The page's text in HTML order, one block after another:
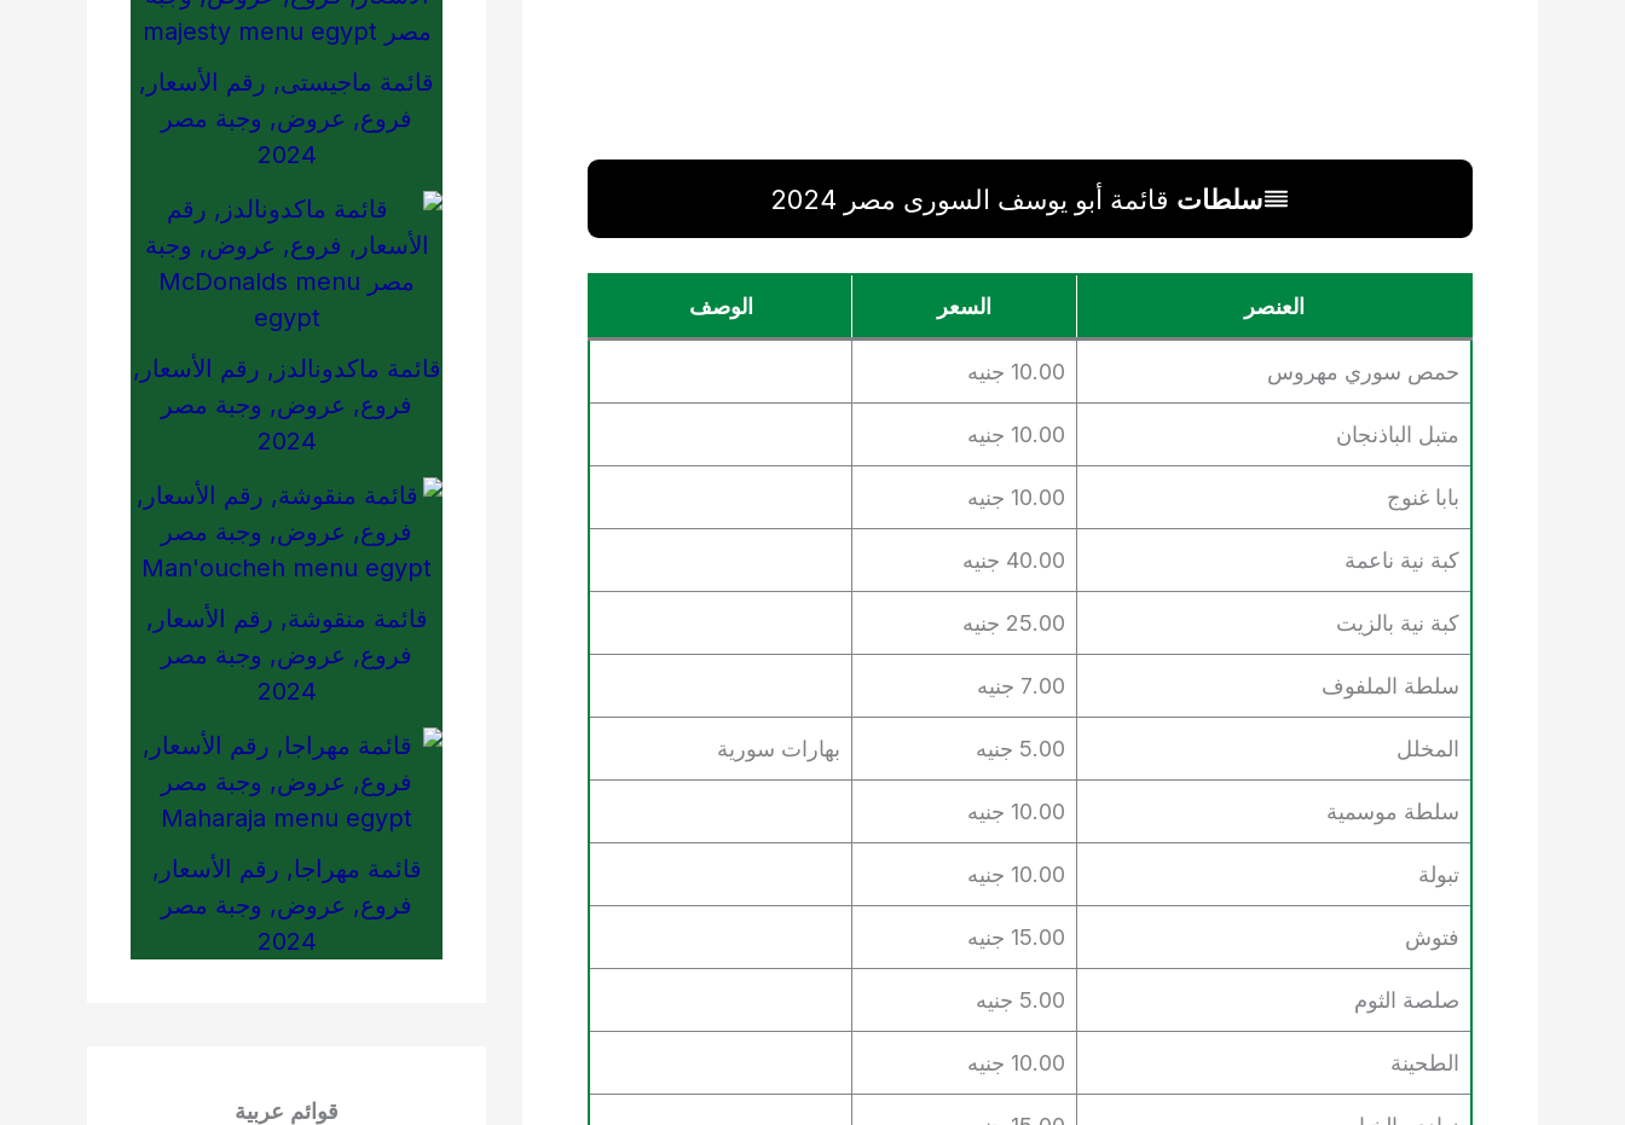
سلطات قائمة أبو يوسف السورى مصر 2024
العنصر السعر الوصف
حمص سوري مهروس 10.00 جنيه
متبل الباذنجان 10.00 جنيه
بابا غنوج 10.00 جنيه
كبة نية ناعمة 40.00 جنيه
كبة نية بالزيت 25.00 جنيه
سلطة الملفوف 7.00 جنيه
المخلل 5.00 جنيه بهارات سورية
سلطة موسمية 10.00 جنيه
تبولة 10.00 جنيه
فتوش 15.00 جنيه
صلصة الثوم 5.00 جنيه
الطحينة 10.00 جنيه
قائمة ماجيستى, رقم الأسعار,
فروع, عروض, وجبة مصر
2024
قائمة ماكدونالدز, رقم الأسعار,
فروع, عروض, وجبة مصر
2024
قائمة منقوشة, رقم الأسعار,
فروع, عروض, وجبة مصر
2024
قائمة مهراجا, رقم الأسعار,
فروع, عروض, وجبة مصر
2024
قوائم عربية